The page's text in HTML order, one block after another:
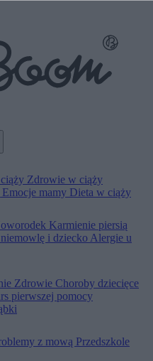
Zdrowie w ciąży
Emocje mamy Dieta w ciąży
Karmienie piersią
i dziecko Alergie u
Zdrowie Choroby dziecięce
pierwszej pomocy
z mową Przedszkole